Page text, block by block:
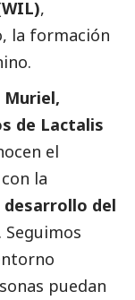
,
la formación
Muriel,
de Lactalis
el
la
del
puedan